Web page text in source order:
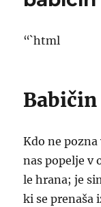
“`html
Kdo ne
nas popelje v
le hrana; je
ki se prenaša